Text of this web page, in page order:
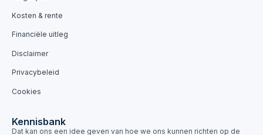
Kosten & rente
Financiële uitleg
Disclaimer
Privacybeleid
Cookies
Kennisbank
Dat kan ons een idee geven van hoe we ons kunnen richten op de